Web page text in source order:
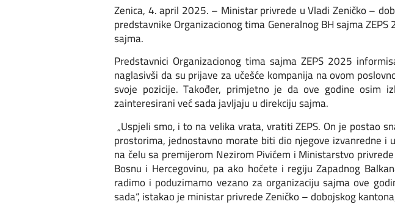
Zenica, 4. april 2025. – Ministar privrede u Vladi Zeničko –
predstavnike Organizacionog tima Generalnog BH sajma
sajma.
Predstavnici Organizacionog tima sajma ZEPS 2025
naglasivši da su prijave za učešće kompanija na ovom
svoje pozicije. Također, primjetno je da ove godine osim
zainteresirani već sada javljaju u direkciju sajma.
„Uspjeli smo, i to na velika vrata, vratiti ZEPS. On je postao
prostorima, jednostavno morate biti dio njegove izvanredne i
na čelu sa premijerom Nezirom Pivićem i Ministarstvo
Bosnu i Hercegovinu, pa ako hoćete i regiju Zapadnog
radimo i poduzimamo vezano za organizaciju sajma ove
sada“, istakao je ministar privrede Zeničko – dobojskog